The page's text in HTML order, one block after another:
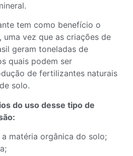
tem como benefício o
uma vez que as criações de
geram toneladas de
quais podem ser
de fertilizantes naturais
solo.
do uso desse tipo de
matéria orgânica do solo;